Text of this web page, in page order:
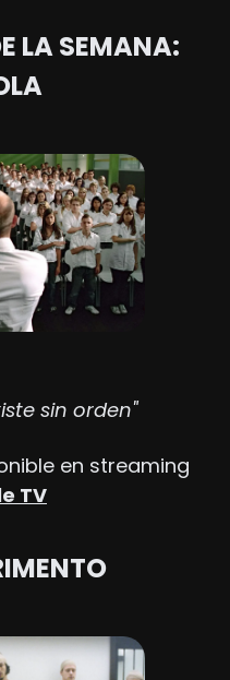
LA SEMANA:
sin orden"
en streaming
TV